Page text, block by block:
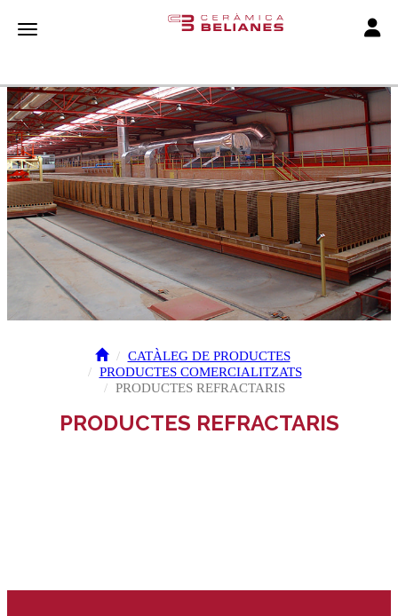
Toggle navigation
CATÀLEG DE PRODUCTES
PRODUCTES COMERCIALITZATS
PRODUCTES REFRACTARIS
PRODUCTES REFRACTARIS